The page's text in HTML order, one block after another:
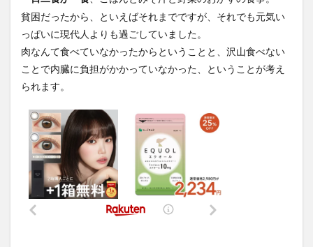
貧困だったから、といえばそれまでですが、それでも元気い
っぱいに現代人よりも過ごしていました。
肉なんて食べていなかったからということと、沢山食べない
ことで内臓に負担がかかっていなかった、ということが考え
られます。